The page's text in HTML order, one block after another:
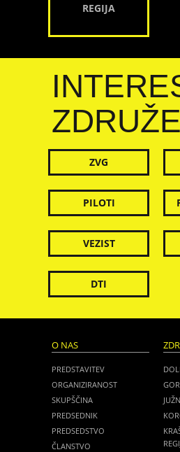
REGIJA
ZVG
PILOTI
VEZIST
DTI
O NAS
PREDSTAVITEV
ORGANIZIRANOST
SKUPŠČINA
PREDSEDNIK
PREDSEDSTVO
ČLANSTVO